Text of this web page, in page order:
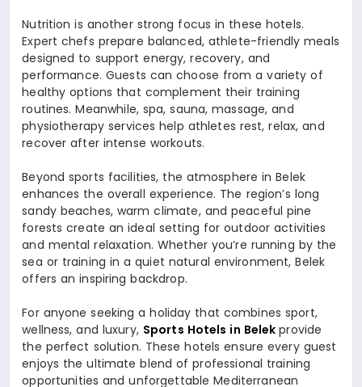
Nutrition is another strong focus in these hotels.
Expert chefs prepare balanced, athlete-friendly meals
designed to support energy, recovery, and
performance. Guests can choose from a variety of
healthy options that complement their training
routines. Meanwhile, spa, sauna, massage, and
physiotherapy services help athletes rest, relax, and
recover after intense workouts.
Beyond sports facilities, the atmosphere in Belek
enhances the overall experience. The region’s long
sandy beaches, warm climate, and peaceful pine
forests create an ideal setting for outdoor activities
and mental relaxation. Whether you’re running by the
sea or training in a quiet natural environment, Belek
offers an inspiring backdrop.
For anyone seeking a holiday that combines sport,
wellness, and luxury, Sports Hotels in Belekprovide
the perfect solution. These hotels ensure every guest
enjoys the ultimate blend of professional training
opportunities and unforgettable Mediterranean